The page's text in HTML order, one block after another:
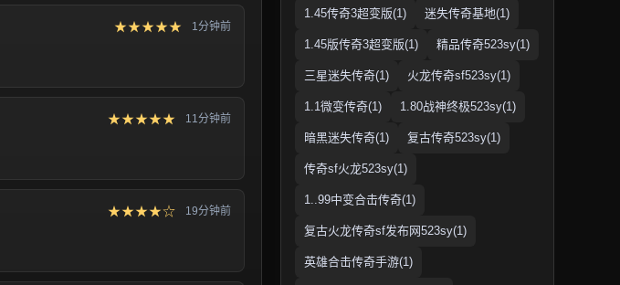
★★★★★ 1分钟前
★★★★★ 11分钟前
★★★★☆ 19分钟前
1.45传奇3超变版(1) 迷失传奇基地(1)
1.45版传奇3超变版(1) 精品传奇523sy(1)
三星迷失传奇(1) 火龙传奇sf523sy(1)
1.1微变传奇(1) 1.80战神终极523sy(1)
暗黑迷失传奇(1) 复古传奇523sy(1)
传奇sf火龙523sy(1)
1..99中变合击传奇(1)
复古火龙传奇sf发布网523sy(1)
英雄合击传奇手游(1)